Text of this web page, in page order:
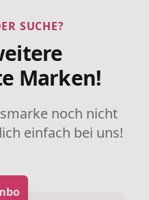
SUCHE?
Marken!
noch nicht
einfach bei uns!